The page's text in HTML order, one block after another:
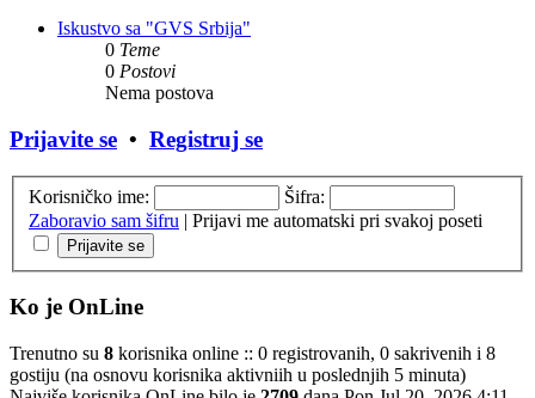
Iskustvo sa "GVS Srbija"
0 Teme
0 Postovi
Nema postova
Prijavite se • Registruj se
Korisničko ime:
Šifra:
Zaboravio sam šifru | Prijavi me automatski pri svakoj poseti
Ko je OnLine
Trenutno su 8 korisnika online :: 0 registrovanih, 0 sakrivenih i 8
gostiju (na osnovu korisnika aktivniih u poslednjih 5 minuta)